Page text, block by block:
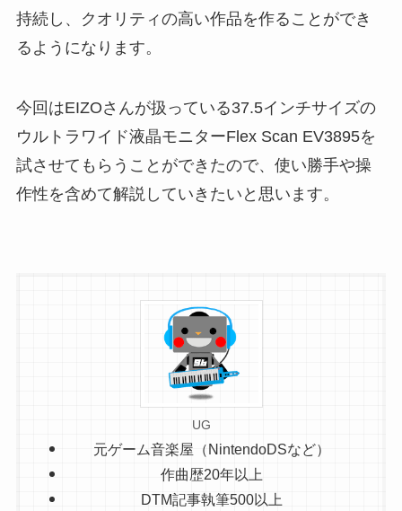
持続し、クオリティの高い作品を作ることができ
るようになります。
今回はEIZOさんが扱っている37.5インチサイズの
ウルトラワイド液晶モニターFlex Scan EV3895を
試させてもらうことができたので、使い勝手や操
作性を含めて解説していきたいと思います。
UG
元ゲーム音楽屋（NintendoDSなど）
作曲歴20年以上
DTM記事執筆500以上